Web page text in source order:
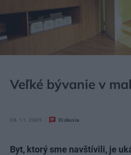
Veľké bývanie v
08. 11. 2005 Diskusia
Byt, ktorý sme navštívili, je